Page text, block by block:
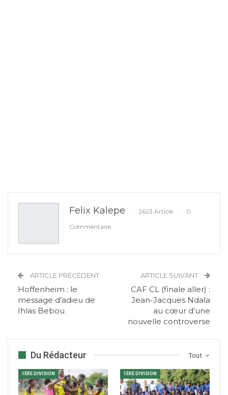
Felix Kalepe 2623 Article
0
Commentaire
ARTICLE PRÉCÉDENT
Hoffenheim : le
message d’adieu de
Ihlas Bebou
ARTICLE SUIVANT
CAF CL (finale aller) :
Jean-Jacques Ndala
au cœur d’une
nouvelle controverse
Tout
Du Rédacteur
1ÈRE DIVISION 1ÈRE DIVISION